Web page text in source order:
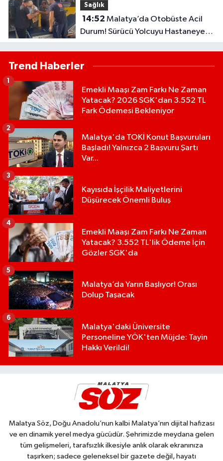
Sağlık
14:52
Durum! Sürücü Yolcuyu Hastaneye
Yetiştirdi
Trend Haberler
Emekli Maaşı Zam Farkı Ne Zaman
Yatacak? 2026 SGK'dan 3.552 TL
Fark Ödemesi Bekleniyor
1
Malatya'da TOKİ Konut Başvuruları
Başladı! Yalnızca 2 Başvuru Şartı
Var...
2
Kayısıda İşçilik Maliyetlerini
Düşürecek Önemli Buluş
3
Emekli Maaşı Zam Farkı Ne Zaman
Yatacak? 3.552 TL'lik Ödeme İçin
Gözler SGK'da
4
Malatya’da Yarın Başlıyor! Orası
Dolup Taşacak
5
Malatya'daki Üniversite
Personeline YÖK'ten Müjde: Tayin
Hakkı Verildi!
6
Malatya Söz, Doğu Anadolu’nun kalbi Malatya’nın dijital hafızası
ve en dinamik yerel medya gücüdür. Şehrimizde meydana gelen
tüm gelişmeleri, tarafsızlık ilkesiyle anlık olarak ekranınıza
taşırken; sadece geleneksel bir gazete değil, hayatı